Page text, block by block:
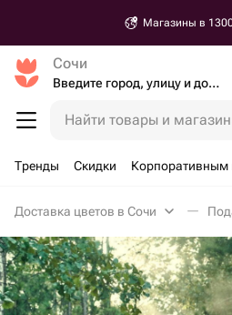
Магазины в
Сочи
Введите город, улицу и дом доставки
Найти товары и
Тренды Скидки Корпоративным
Доставка цветов в Сочи